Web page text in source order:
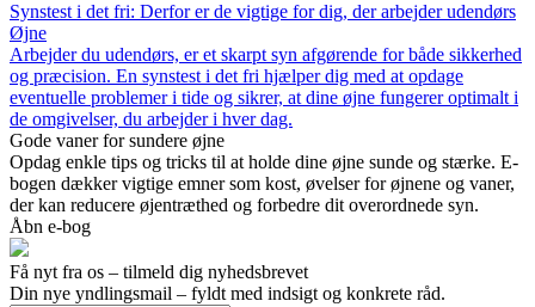
Synstest i det fri: Derfor er de vigtige for dig, der arbejder udendørs
Øjne
Arbejder du udendørs, er et skarpt syn afgørende for både sikkerhed
og præcision. En synstest i det fri hjælper dig med at opdage
eventuelle problemer i tide og sikrer, at dine øjne fungerer optimalt i
de omgivelser, du arbejder i hver dag.
Gode vaner for sundere øjne
Opdag enkle tips og tricks til at holde dine øjne sunde og stærke. E-
bogen dækker vigtige emner som kost, øvelser for øjnene og vaner,
der kan reducere øjentræthed og forbedre dit overordnede syn.
Åbn e-bog
Få nyt fra os – tilmeld dig nyhedsbrevet
Din nye yndlingsmail – fyldt med indsigt og konkrete råd.